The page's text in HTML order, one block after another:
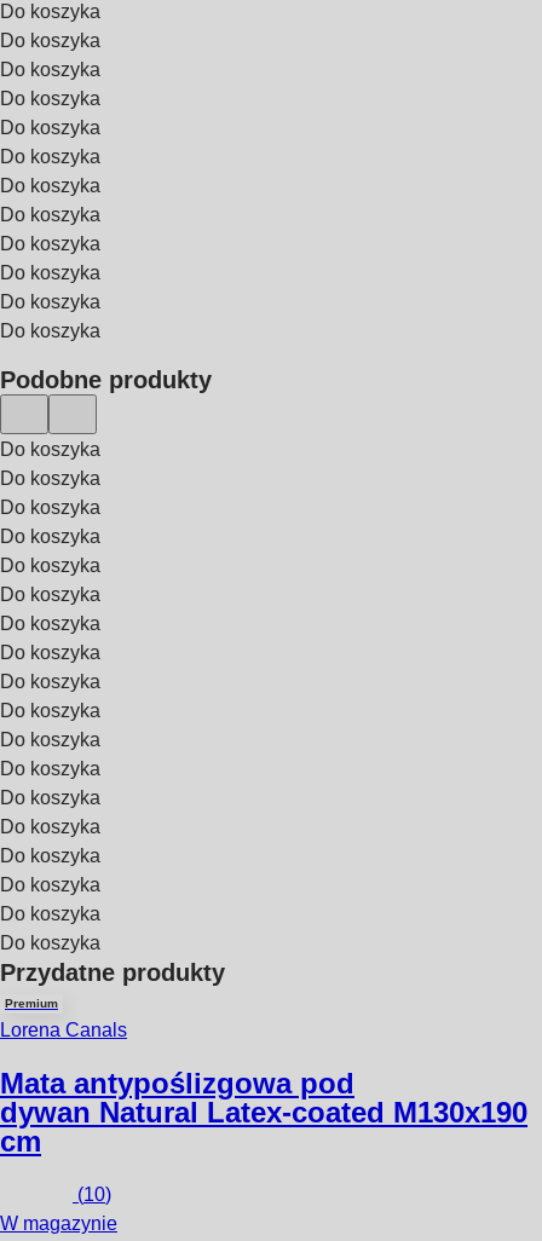
Do koszyka
Do koszyka
Do koszyka
Do koszyka
Do koszyka
Do koszyka
Do koszyka
Do koszyka
Do koszyka
Do koszyka
Do koszyka
Do koszyka
Podobne produkty
Do koszyka
Do koszyka
Do koszyka
Do koszyka
Do koszyka
Do koszyka
Do koszyka
Do koszyka
Do koszyka
Do koszyka
Do koszyka
Do koszyka
Do koszyka
Do koszyka
Do koszyka
Do koszyka
Do koszyka
Do koszyka
Przydatne produkty
Premium
Lorena Canals
Mata antypoślizgowa pod
dywan Natural Latex-coated M130x190
cm
(10)
W magazynie